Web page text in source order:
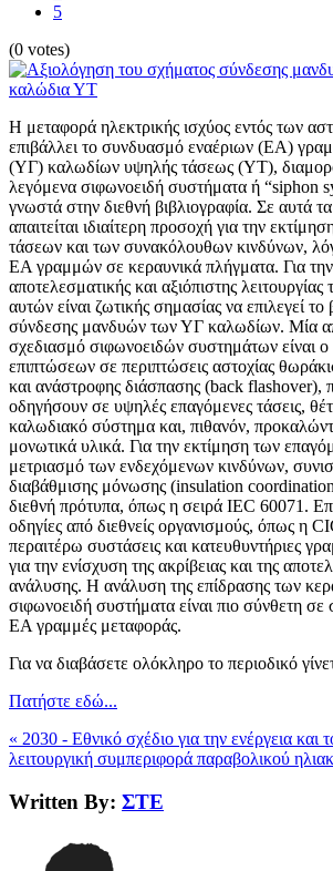
5
(0 votes)
Η μεταφορά ηλεκτρικής ισχύος εντός των
επιβάλλει το συνδυασμό εναέριων (ΕΑ)
(ΥΓ) καλωδίων υψηλής τάσεως (ΥΤ),
λεγόμενα σιφωνοειδή συστήματα ή “siphon
γνωστά στην διεθνή βιβλιογραφία. Σε αυτά
απαιτείται ιδιαίτερη προσοχή για την
τάσεων και των συνακόλουθων κινδύνων,
ΕΑ γραμμών σε κεραυνικά πλήγματα. Για
αποτελεσματικής και αξιόπιστης
αυτών είναι ζωτικής σημασίας να επιλεγεί
σύνδεσης μανδυών των ΥΓ καλωδίων. Μία
σχεδιασμό σιφωνοειδών συστημάτων είναι
επιπτώσεων σε περιπτώσεις αστοχίας
και ανάστροφης διάσπασης (back flashover),
οδηγήσουν σε υψηλές επαγόμενες τάσεις,
καλωδιακό σύστημα και, πιθανόν,
μονωτικά υλικά. Για την εκτίμηση των
μετριασμό των ενδεχόμενων κινδύνων,
διαβάθμισης μόνωσης (insulation
διεθνή πρότυπα, όπως η σειρά IEC 60071.
οδηγίες από διεθνείς οργανισμούς, όπως η
περαιτέρω συστάσεις και κατευθυντήριες
για την ενίσχυση της ακρίβειας και της
ανάλυσης. Η ανάλυση της επίδρασης των
σιφωνοειδή συστήματα είναι πιο σύνθετη σε
ΕΑ γραμμές μεταφοράς.
Για να διαβάσετε ολόκληρο το περιοδικό
Πατήστε εδώ...
« 2030 - Εθνικό σχέδιο για την ενέργεια και
λειτουργική συμπεριφορά παραβολικού
Written By: ΣΤΕ